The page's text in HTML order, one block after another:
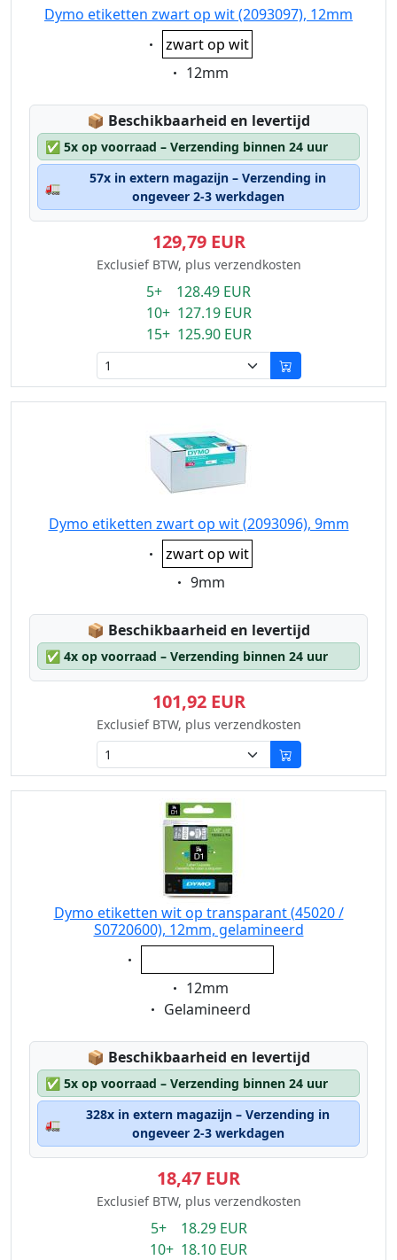
Dymo etiketten zwart op wit (2093097), 12mm
Eigenschaft:
zwart op wit
Eigenschaft:
12mm
📦 Lagerstatus:
Beschikbaarheid en levertijd
✅ 5x op voorraad – Verzending binnen 24 uur
🚛
57x in extern magazijn – Verzending in
ongeveer 2-3 werkdagen
129,79 EUR
Exclusief BTW, plus verzendkosten
5+ 128.49 EUR
10+ 127.19 EUR
15+ 125.90 EUR
Dymo etiketten zwart op wit (2093096), 9mm
Eigenschaft:
zwart op wit
Eigenschaft:
9mm
📦 Lagerstatus:
Beschikbaarheid en levertijd
✅ 4x op voorraad – Verzending binnen 24 uur
101,92 EUR
Exclusief BTW, plus verzendkosten
Dymo etiketten wit op transparant (45020 /
S0720600), 12mm, gelamineerd
Eigenschaft:
Eigenschaft:
12mm
Eigenschaft:
Gelamineerd
📦 Lagerstatus:
Beschikbaarheid en levertijd
✅ 5x op voorraad – Verzending binnen 24 uur
🚛
328x in extern magazijn – Verzending in
ongeveer 2-3 werkdagen
18,47 EUR
Exclusief BTW, plus verzendkosten
5+ 18.29 EUR
10+ 18.10 EUR